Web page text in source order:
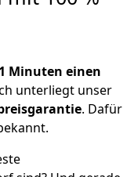
1 Minuten einen
unterliegt unser
. Dafür